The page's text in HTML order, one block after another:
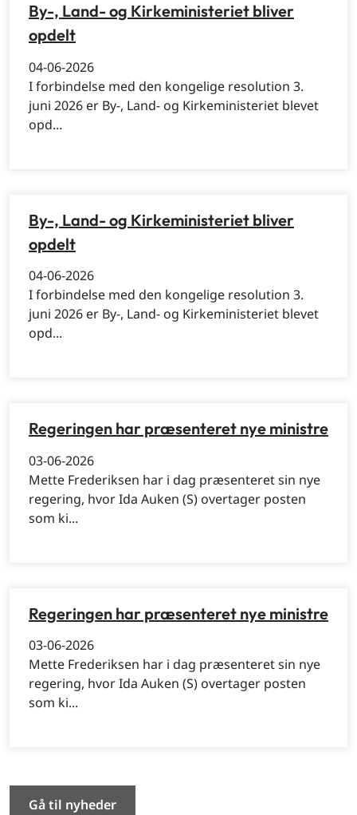
By-, Land- og Kirkeministeriet bliver
opdelt
04-06-2026
I forbindelse med den kongelige resolution 3.
juni 2026 er By-, Land- og Kirkeministeriet blevet
opd...
By-, Land- og Kirkeministeriet bliver
opdelt
04-06-2026
I forbindelse med den kongelige resolution 3.
juni 2026 er By-, Land- og Kirkeministeriet blevet
opd...
Regeringen har præsenteret nye ministre
03-06-2026
Mette Frederiksen har i dag præsenteret sin nye
regering, hvor Ida Auken (S) overtager posten
som ki...
Regeringen har præsenteret nye ministre
03-06-2026
Mette Frederiksen har i dag præsenteret sin nye
regering, hvor Ida Auken (S) overtager posten
som ki...
Gå til nyheder